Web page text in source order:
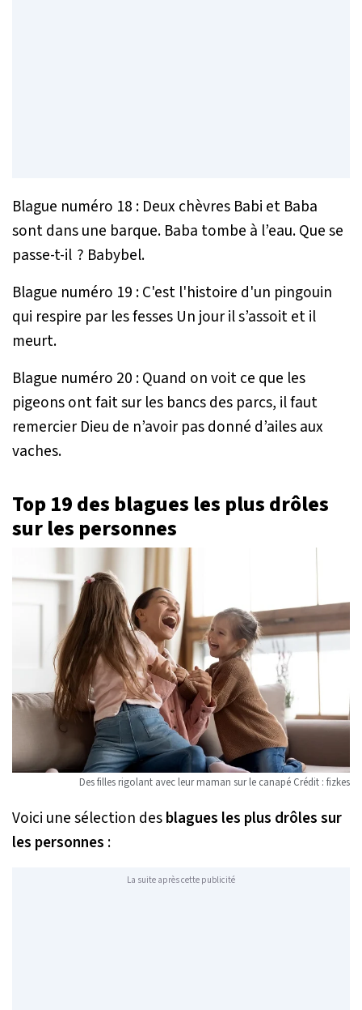
Blague numéro 18 : Deux chèvres Babi et Baba
sont dans une barque. Baba tombe à l’eau. Que se
passe-t-il ? Babybel.
Blague numéro 19 : C'est l'histoire d'un pingouin
qui respire par les fesses Un jour il s’assoit et il
meurt.
Blague numéro 20 : Quand on voit ce que les
pigeons ont fait sur les bancs des parcs, il faut
remercier Dieu de n’avoir pas donné d’ailes aux
vaches.
Top 19 des blagues les plus drôles
sur les personnes
Des filles rigolant avec leur maman sur le canapé Crédit : fizkes
Voici une sélection desblagues les plus drôles sur
les personnes :
La suite après cette publicité